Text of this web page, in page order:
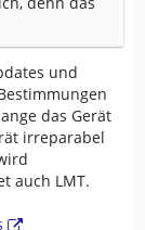
und
das Gerät
irreparabel
auch LMT.